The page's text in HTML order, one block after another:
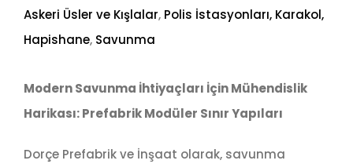
Askeri Üsler ve Kışlalar, Polis İstasyonları, Karakol,
Hapishane, Savunma
Modern Savunma İhtiyaçları İçin Mühendislik
Harikası: Prefabrik Modüler Sınır Yapıları
Dorçe Prefabrik ve İnşaat olarak, savunma